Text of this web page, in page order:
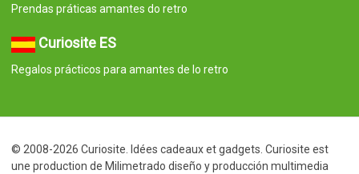
Prendas práticas amantes do retro
Curiosite ES
Regalos prácticos para amantes de lo retro
© 2008-2026 Curiosite. Idées cadeaux et gadgets. Curiosite est
une production de Milimetrado diseño y producción multimedia